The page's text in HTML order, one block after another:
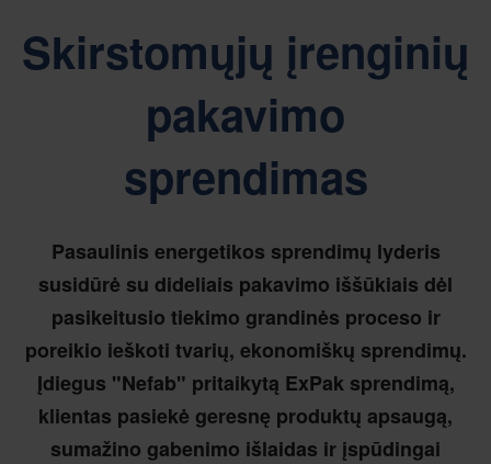
Skirstomųjų įrenginių
pakavimo
sprendimas
Pasaulinis energetikos sprendimų lyderis
susidūrė su dideliais pakavimo iššūkiais dėl
pasikeitusio tiekimo grandinės proceso ir
poreikio ieškoti tvarių, ekonomiškų sprendimų.
Įdiegus "Nefab" pritaikytą ExPak sprendimą,
klientas pasiekė geresnę produktų apsaugą,
sumažino gabenimo išlaidas ir įspūdingai